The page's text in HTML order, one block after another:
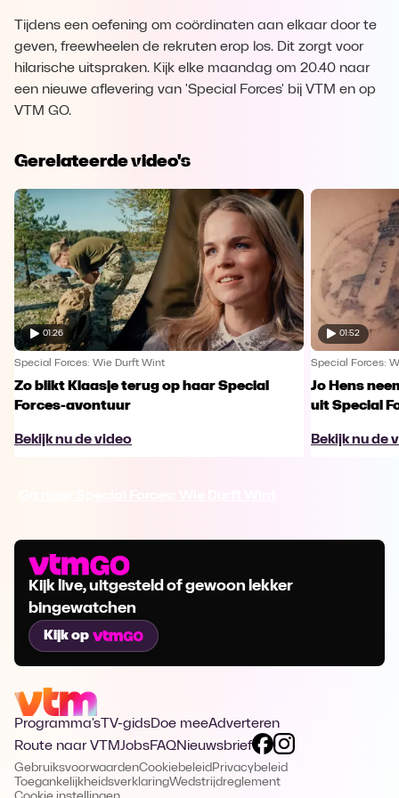
Tijdens een oefening om coördinaten aan elkaar door te
geven, freewheelen de rekruten erop los. Dit zorgt voor
hilarische uitspraken. Kijk elke maandag om 20.40 naar
een nieuwe aflevering van 'Special Forces' bij VTM en op
VTM GO.
Gerelateerde video's
01:26
Special Forces: Wie Durft Wint
Zo blikt Klaasje terug op haar Special
Forces-avontuur
Bekijk nu de video
01:52
Special Forces:
Jo Hens
uit Special
Bekijk nu de
Kijk live, uitgesteld of gewoon lekker
bingewatchen
Kijk op
Programma's TV-gidsDoe meeAdverteren
Route naar VTMJobsFAQNieuwsbrief
GebruiksvoorwaardenCookiebeleid Privacybeleid
ToegankelijkheidsverklaringWedstrijdreglement